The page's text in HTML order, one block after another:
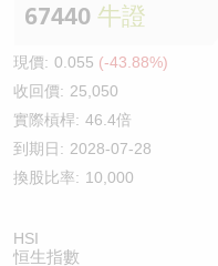
67440 牛證
現價: 0.055 (-43.88%)
收回價: 25,050
實際槓桿: 46.4倍
到期日: 2028-07-28
換股比率: 10,000
HSI
恒生指數